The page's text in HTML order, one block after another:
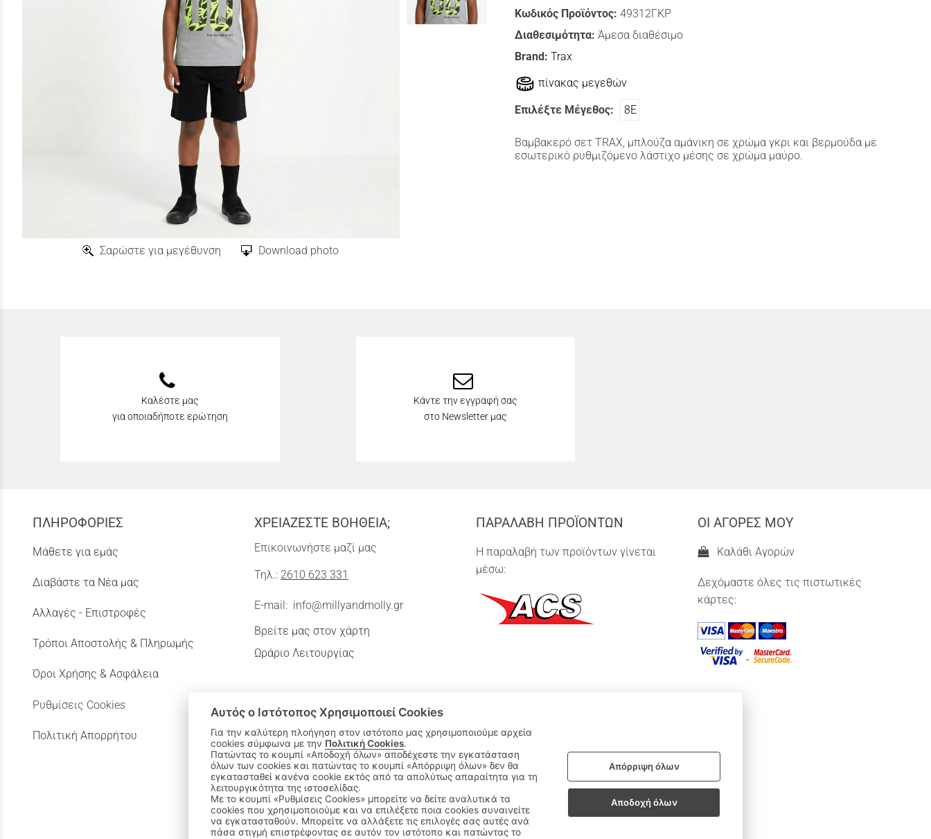
Σαρώστε για μεγέθυνση Download photo
Κωδικός Προϊόντος: 49312ΓΚΡ
Διαθεσιμότητα: Άμεσα διαθέσιμο
Brand: Trax
πίνακας μεγεθών
Επιλέξτε Μέγεθος: 8Ε
Βαμβακερό σετ TRAX, μπλούζα αμάνικη σε χρώμα γκρι και βερμούδα με
εσωτερικό ρυθμιζόμενο λάστιχο μέσης σε χρώμα μαύρο.
Καλέστε μας
για οποιαδήποτε ερώτηση
Κάντε την εγγραφή σας
στο Newsletter μας
ΠΛΗΡΟΦΟΡΙΕΣ
Μάθετε για εμάς
Διαβάστε τα Νέα μας
Αλλαγές - Επιστροφές
Τρόποι Αποστολής & Πληρωμής
Όροι Χρήσης & Ασφάλεια
Ρυθμίσεις Cookies
Πολιτική Απορρήτου
ΧΡΕΙΑΖΕΣΤΕ ΒΟΗΘΕΙΑ;
Επικοινωνήστε μαζί μας
Τηλ.: 2610 623 331
E-mail: info@millyandmolly.gr
Βρείτε μας στον χάρτη
Ωράριο Λειτουργίας
ΠΑΡΑΛΑΒΗ ΠΡΟΪΟΝΤΩΝ
Η παραλαβή των προϊόντων γίνεται
μέσω:
ΟΙ ΑΓΟΡΕΣ ΜΟΥ
Καλάθι Αγορών
Δεχόμαστε όλες τις πιστωτικές
κάρτες:
ΑΚΟΛΟΥΘΗΣΤΕ ΜΑΣ: |
Sitemap/Login
Αυτός ο Ιστότοπος Χρησιμοποιεί Cookies
Για την καλύτερη πλοήγηση στον ιστότοπο μας χρησιμοποιούμε αρχεία
cookies σύμφωνα με την Πολιτική Cookies.
Πατώντας το κουμπί «Αποδοχή όλων» αποδέχεστε την εγκατάσταση
όλων των cookies και πατώντας το κουμπί «Απόρριψη όλων» δεν θα
εγκατασταθεί κανένα cookie εκτός από τα απολύτως απαραίτητα για τη
λειτουργικότητα της ιστοσελίδας.
Με το κουμπί «Ρυθμίσεις Cookies» μπορείτε να δείτε αναλυτικά τα
cookies που χρησιμοποιούμε και να επιλέξετε ποια cookies συναινείτε
να εγκατασταθούν. Μπορείτε να αλλάξετε τις επιλογές σας αυτές ανά
πάσα στιγμή επιστρέφοντας σε αυτόν τον ιστότοπο και πατώντας το
Απόρριψη όλων
Αποδοχή όλων